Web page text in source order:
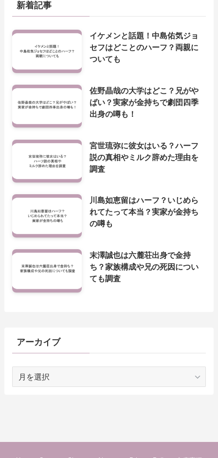
新着記事
イケメンと話題！中島佑気ジョ
セフはどことのハーフ？両親に
ついても
佐野晶哉の大学はどこ？兄がや
ばい？実家が金持ちで劇団四季
出身の噂も！
宮世琉弥に彼女はいる？ハーフ
説の真相やミルク辞めた理由を
調査
川島如恵留はハーフ？いじめら
れてたって本当？実家が金持ち
の噂も
末澤誠也は六麓荘出身で金持
ち？家族構成や兄の死因につい
ても調査
アーカイブ